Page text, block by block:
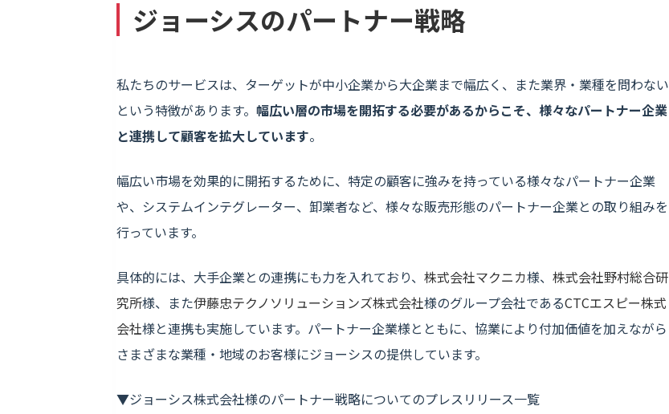
ジョーシスのパートナー戦略
私たちのサービスは、ターゲットが中小企業から大企業まで幅広く、また業界・業種を問わない
という特徴があります。 幅広い層の市場を開拓する必要があるからこそ、様々なパートナー企業
と連携して顧客を拡大しています。
幅広い市場を効果的に開拓するために、特定の顧客に強みを持っている様々なパートナー企業
や、システムインテグレーター、卸業者など、様々な販売形態のパートナー企業との取り組みを
行っています。
具体的には、大手企業との連携にも力を入れており、 株式会社マクニカ様、 株式会社野村総合研
究所様、また伊藤忠テクノソリューションズ株式会社様のグループ会社であるCTCエスピー株式
会社様と連携も実施しています。パートナー企業様とともに、協業により付加価値を加えながら
さまざまな業種・地域のお客様にジョーシスの提供しています。
▼ジョーシス株式会社様のパートナー戦略についてのプレスリリース一覧